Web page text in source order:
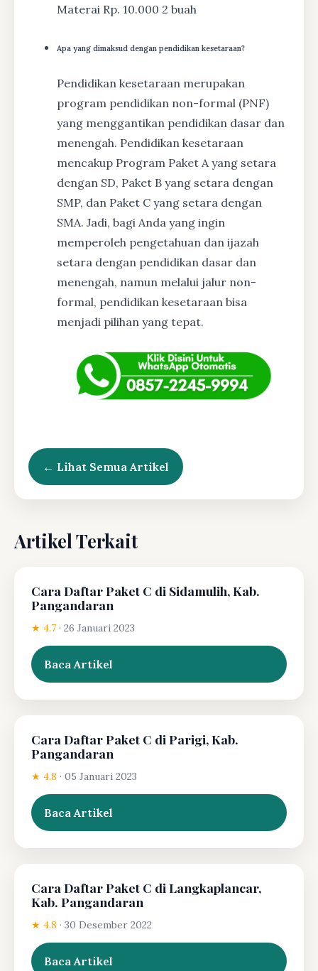
Materai Rp. 10.000 2 buah
Apa yang dimaksud dengan pendidikan kesetaraan?
Pendidikan kesetaraan merupakan
program pendidikan non-formal (PNF)
yang menggantikan pendidikan dasar dan
menengah. Pendidikan kesetaraan
mencakup Program Paket A yang setara
dengan SD, Paket B yang setara dengan
SMP, dan Paket C yang setara dengan
SMA. Jadi, bagi Anda yang ingin
memperoleh pengetahuan dan ijazah
setara dengan pendidikan dasar dan
menengah, namun melalui jalur non-
formal, pendidikan kesetaraan bisa
menjadi pilihan yang tepat.
← Lihat Semua Artikel
Artikel Terkait
Cara Daftar Paket C di Sidamulih, Kab.
Pangandaran
★ 4.7 · 26 Januari 2023
Baca Artikel
Cara Daftar Paket C di Parigi, Kab.
Pangandaran
★ 4.8 · 05 Januari 2023
Baca Artikel
Cara Daftar Paket C di Langkaplancar,
Kab. Pangandaran
★ 4.8 · 30 Desember 2022
Baca Artikel